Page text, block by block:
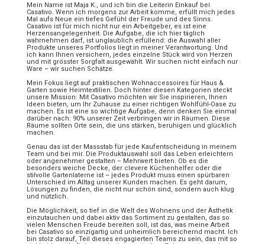
Mein Name ist Maja K., und ich bin die Leiterin Einkauf bei
Casativo. Wenn ich morgens zur Arbeit komme, erfüllt mich jedes
Mal aufs Neue ein tiefes Gefühl der Freude und des Sinns.
Casativo ist für mich nicht nur ein Arbeitgeber, es ist eine
Herzensangelegenheit. Die Aufgabe, die ich hier täglich
wahrnehmen darf, ist unglaublich erfüllend: die Auswahl aller
Produkte unseres Portfolios liegt in meiner Verantwortung. Und
ich kann Ihnen versichern, jedes einzelne Stück wird von Herzen
und mit grösster Sorgfalt ausgewählt. Wir suchen nicht einfach nur
Ware – wir suchen Schätze.
Mein Fokus liegt auf praktischen Wohnaccessoires für Haus &
Garten sowie Heimtextilien. Doch hinter diesen Kategorien steckt
unsere Mission: Mit Casativo möchten wir Sie inspirieren, Ihnen
Ideen bieten, um Ihr Zuhause zu einer richtigen Wohlfühl-Oase zu
machen. Es ist eine so wichtige Aufgabe, denn denken Sie einmal
darüber nach: 90% unserer Zeit verbringen wir in Räumen. Diese
Räume sollten Orte sein, die uns stärken, beruhigen und glücklich
machen.
Genau das ist der Massstab für jede Kaufentscheidung in meinem
Team und bei mir. Die Produktauswahl soll das Leben erleichtern
oder angenehmer gestalten – Mehrwert bieten. Ob es die
besonders weiche Decke, der clevere Küchenhelfer oder die
stilvolle Gartenlaterne ist – jedes Produkt muss einen spürbaren
Unterschied im Alltag unserer Kunden machen. Es geht darum,
Lösungen zu finden, die nicht nur schön sind, sondern auch klug
und nützlich.
Die Möglichkeit, so tief in die Welt des Wohnens und der Ästhetik
einzutauchen und dabei aktiv das Sortiment zu gestalten, das so
vielen Menschen Freude bereiten soll, ist das, was meine Arbeit
bei Casativo so einzigartig und unheimlich bereichernd macht. Ich
bin stolz darauf, Teil dieses engagierten Teams zu sein, das mit so